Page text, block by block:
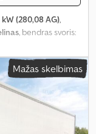
kW (280,08 AG),
, bendras svoris:
ilgis:11 100 mm,
3 600 mm, krovinio
mm
2 200 mm,
suodžių filtras
Mažas skelbimas